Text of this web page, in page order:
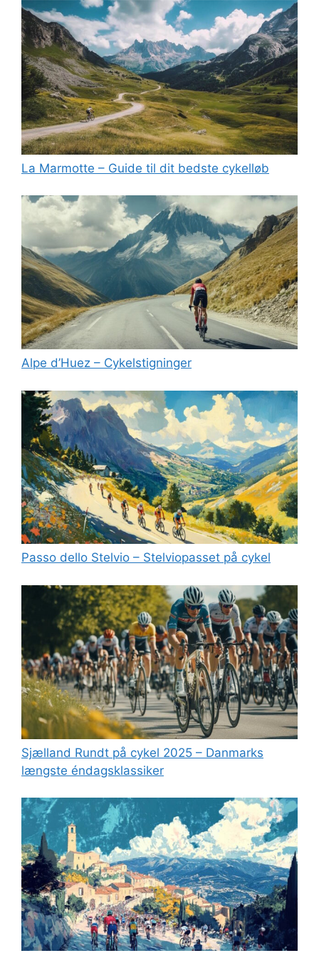
La Marmotte – Guide til dit bedste cykelløb
Alpe d’Huez – Cykelstigninger
Passo dello Stelvio – Stelviopasset på cykel
Sjælland Rundt på cykel 2025 – Danmarks
længste éndagsklassiker